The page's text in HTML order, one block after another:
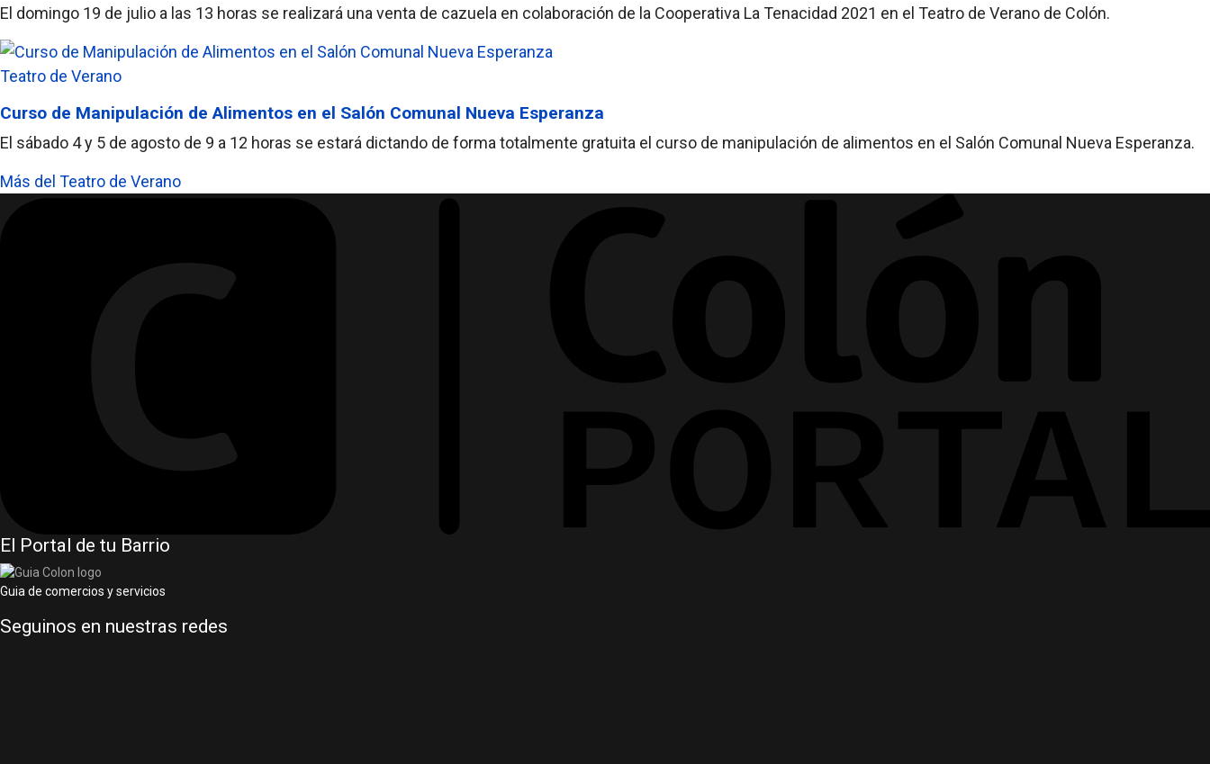
El domingo 19 de julio a las 13 horas se realizará una venta de cazuela en colaboración de la Cooperativa La Tenacidad 2021 en el Teatro de Verano de Colón.
Teatro de Verano
Curso de Manipulación de Alimentos en el Salón Comunal Nueva Esperanza
El sábado 4 y 5 de agosto de 9 a 12 horas se estará dictando de forma totalmente gratuita el curso de manipulación de alimentos en el Salón Comunal Nueva Esperanza.
Más del Teatro de Verano
El Portal de tu Barrio
Guia de comercios y servicios
Seguinos en nuestras redes